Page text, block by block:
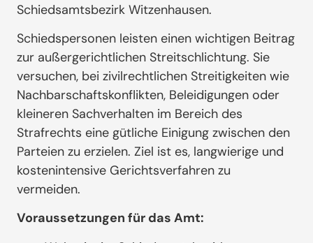
Schiedsamtsbezirk Witzenhausen.
Schiedspersonen leisten einen wichtigen Beitrag
zur außergerichtlichen Streitschlichtung. Sie
versuchen, bei zivilrechtlichen Streitigkeiten wie
Nachbarschaftskonflikten, Beleidigungen oder
kleineren Sachverhalten im Bereich des
Strafrechts eine gütliche Einigung zwischen den
Parteien zu erzielen. Ziel ist es, langwierige und
kostenintensive Gerichtsverfahren zu
vermeiden.
Voraussetzungen für das Amt: